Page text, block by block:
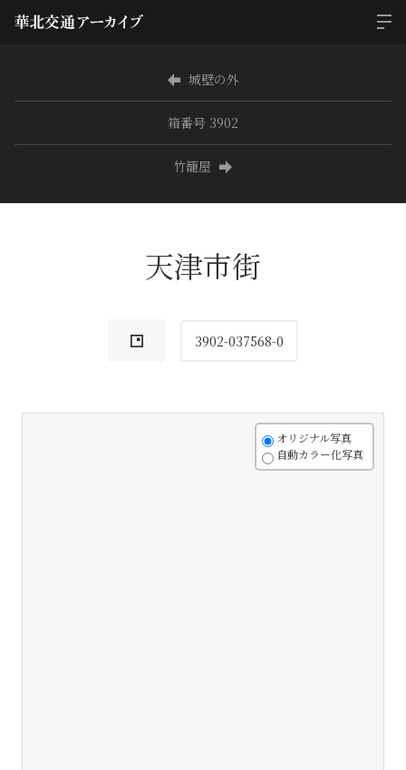
城壁の外
箱番号 3902
竹籠屋
天津市街
3902-037568-0
オリジナル写真
自動カラー化写真